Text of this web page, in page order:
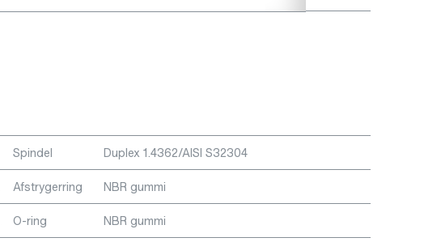
Spindel
Duplex 1.4362/AISI S32304
Afstrygerring
NBR gummi
O-ring
NBR gummi